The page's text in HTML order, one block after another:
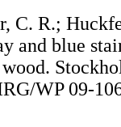
C. R.;
and blue
WP 09-